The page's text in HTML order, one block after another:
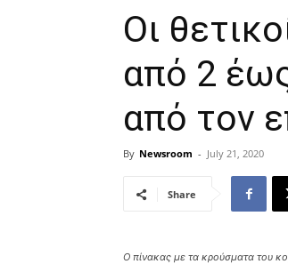
Οι
από 2
από τον
By Newsroom - July 21, 2020
Share
Ο πίνακας με τα κρούσματα του